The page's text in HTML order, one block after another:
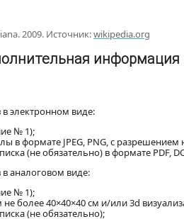
2009. Источник:wikipedia.org
информация
электронном виде:
№ 1);
в формате JPEG, PNG, c разрешением
(не обязательно) в формате PDF,
аналоговом виде:
№ 1);
более 40×40×40 см и/или 3d
(не обязательно);